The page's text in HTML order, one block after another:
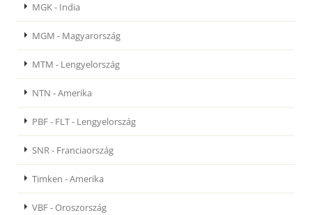
MGK - India
MGM - Magyarország
MTM - Lengyelország
NTN - Amerika
PBF - FLT - Lengyelország
SNR - Franciaország
Timken - Amerika
VBF - Oroszország